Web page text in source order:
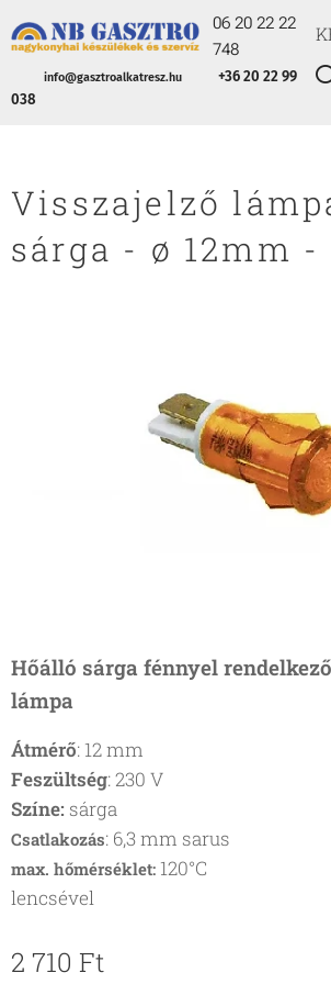
06 20 22 22
748
info@gasztroalkatresz.hu
+36 20 22 99
038
Visszajelző
sárga - ø 12mm -
Hőálló sárga fénnyel
lámpa
Átmérő: 12 mm
Feszültség: 230 V
Színe: sárga
Csatlakozás: 6,3 mm sarus
max. hőmérséklet: 120°C
lencsével
2 710 Ft